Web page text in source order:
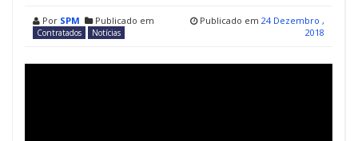
Por SPM Publicado em
Contratados Notícias
Publicado em 24 Dezembro ,
2018